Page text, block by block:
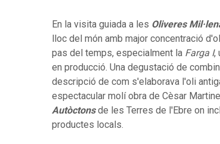
En la visita guiada a les Oliveres
lloc del món amb major concentració
pas del temps, especialment la Farga I,
en producció. Una degustació de
descripció de com s'elaborava l'oli
espectacular molí obra de Cèsar
Autòctonsde les Terres de l'Ebre on
productes locals.